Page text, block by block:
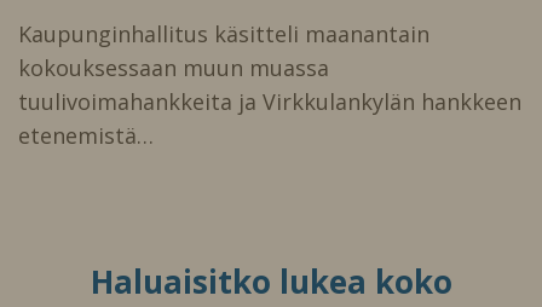
Kaupunginhallitus käsitteli maanantain
kokouksessaan muun muassa
tuulivoimahankkeita ja Virkkulankylän hankkeen
etenemistä…
Haluaisitko lukea koko